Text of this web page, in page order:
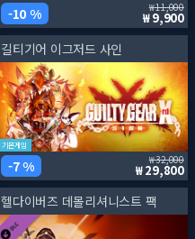
10 % 11,000
9,900
길티기어 이그저드 사인
기본게임
7 % 32,000
29,800
헬다이버즈 데몰리셔니스트 팩